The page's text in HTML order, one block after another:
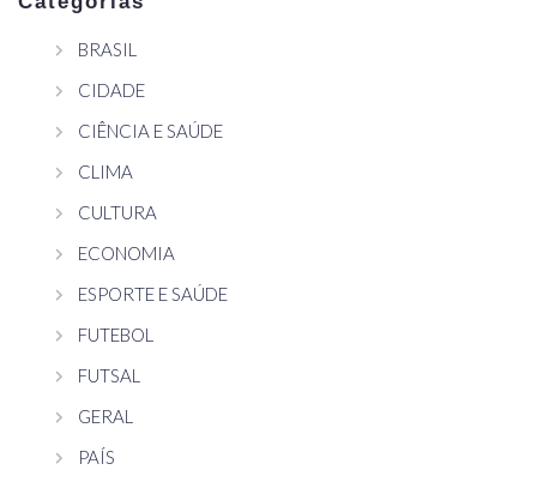
BRASIL
CIDADE
CIÊNCIA E SAÚDE
CLIMA
CULTURA
ECONOMIA
ESPORTE E SAÚDE
FUTEBOL
FUTSAL
GERAL
PAÍS